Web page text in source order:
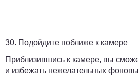
30. Подойдите поближе к камере
Приблизившись к камере, вы
и избежать нежелательных